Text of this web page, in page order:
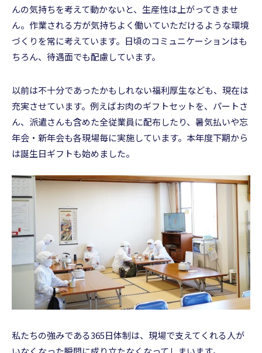
んの気持ちを考えて動かないと、生産性は上がってきませ
ん。作業される方が気持ちよく働いていただけるような環境
づくりを常に考えています。日頃のコミュニケーションはも
ちろん、待遇面でも配慮しています。
以前は不十分であったかもしれない福利厚生なども、現在は
充実させています。例えばお肉のギフトセットを、パートさ
ん、派遣さんも含めた全従業員に配布したり、暑気払いや忘
年会・新年会も各現場毎に実施しています。本年度下期から
は誕生日ギフトも始めました。
私たちの強みである365日体制は、現場で支えてくれる人が